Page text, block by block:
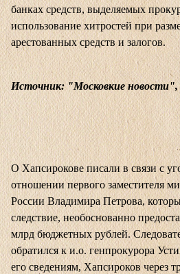
банках средств, выделяемых
использование хитростей при
арестованных средств и залогов.
Источник: "Московкие новости",
О Хапсирокове писали в связи с
отношении первого заместителя
России Владимира Петрова,
следствие, необоснованно
млрд бюджетных рублей.
обратился к и.о. генпрокурора
его сведениям, Хапсироков через